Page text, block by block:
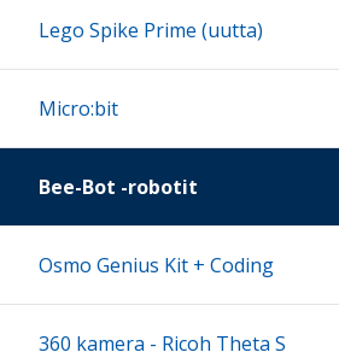
16:00
17:00
18:00
Lego Spike Prime (uutta)
Micro:bit
Bee-Bot -robotit
Osmo Genius Kit + Coding
360 kamera - Ricoh Theta S